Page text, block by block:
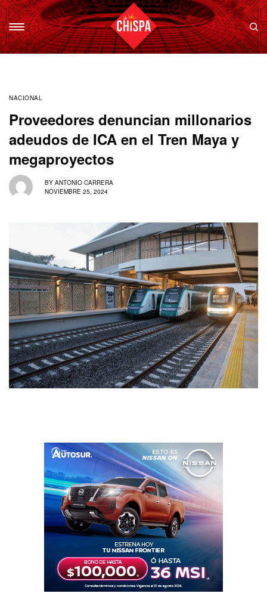
NACIONAL
Proveedores denuncian millonarios
adeudos de ICA en el Tren Maya y
megaproyectos
BY ANTONIO CARRERA
NOVIEMBRE 25, 2024